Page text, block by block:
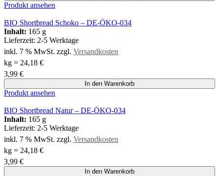
Produkt ansehen
BIO Shortbread Schoko – DE-ÖKO-034
Inhalt: 165 g
Lieferzeit: 2-5 Werktage
inkl. 7 % MwSt. zzgl. Versandkosten
kg = 24,18 €
3,99 €
In den Warenkorb
Produkt ansehen
BIO Shortbread Natur – DE-ÖKO-034
Inhalt: 165 g
Lieferzeit: 2-5 Werktage
inkl. 7 % MwSt. zzgl. Versandkosten
kg = 24,18 €
3,99 €
In den Warenkorb